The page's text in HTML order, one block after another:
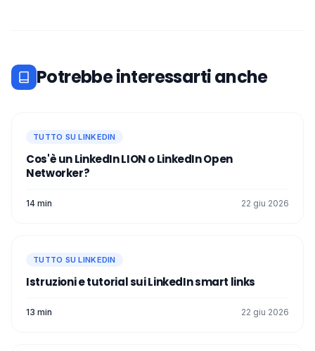
Potrebbe interessarti anche
TUTTO SU LINKEDIN
Cos'è un LinkedIn LION o LinkedIn Open
Networker?
14 min 22 giu 2026
TUTTO SU LINKEDIN
Istruzioni e tutorial sui LinkedIn smart link​s
13 min 22 giu 2026